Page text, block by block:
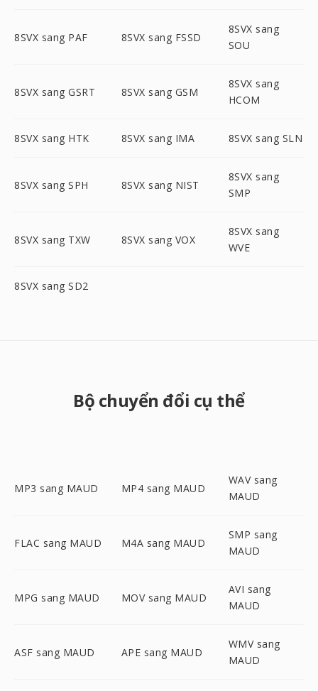
8SVX sang PAF 8SVX sang FSSD
8SVX sang
SOU
8SVX sang GSRT 8SVX sang GSM
8SVX sang
HCOM
8SVX sang HTK 8SVX sang IMA 8SVX sang SLN
8SVX sang SPH 8SVX sang NIST
8SVX sang
SMP
8SVX sang TXW 8SVX sang VOX
8SVX sang
WVE
8SVX sang SD2
Bộ chuyển đổi cụ thể
MP3 sang MAUD MP4 sang MAUD
WAV sang
MAUD
FLAC sang MAUD M4A sang MAUD
SMP sang
MAUD
MPG sang MAUD MOV sang MAUD
AVI sang
MAUD
ASF sang MAUD APE sang MAUD
WMV sang
MAUD